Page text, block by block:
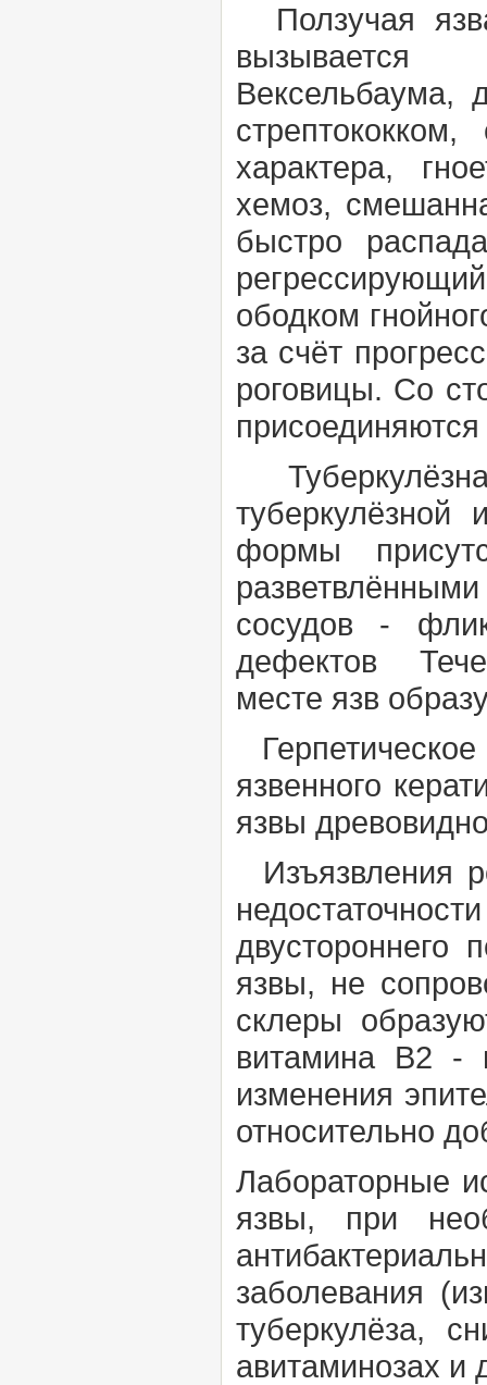
Ползучая
Вексельбаума,
характера,
хемоз,
быстро
ободком
за счёт
роговицы. Со
формы
сосудов -
дефектов
месте язв
язвенного
язвы
Изъязвления
двустороннего
язвы, не
склеры
витамина В2 -
изменения
относительно
Лабораторные
язвы, при
заболевания
туберкулёза,
авитаминозах и